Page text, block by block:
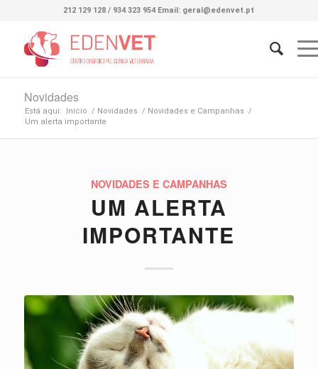
212 129 128 / 934 323 954 Email: geral@edenvet.pt
Novidades
Está aqui: Início / Novidades / Novidades e Campanhas /
Um alerta importante
NOVIDADES E CAMPANHAS
UM ALERTA
IMPORTANTE